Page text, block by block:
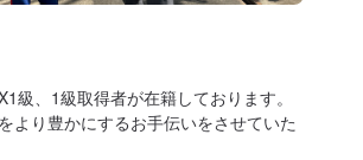
級、1級取得者が在籍しております。
より豊かにするお手伝いをさせていた